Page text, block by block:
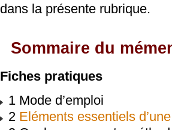
dans la présente rubrique.
Sommaire du
Fiches pratiques
1 Mode d’emploi
2 Eléments essentiels